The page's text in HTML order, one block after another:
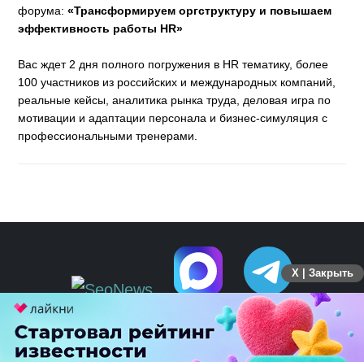
форума:«Трансформируем оргструктуру и повышаем
эффективность работы HR»
Вас ждет 2 дня полного погружения в HR тематику, более
100 участников из российских и международных компаний,
реальные кейсы, аналитика рынка труда, деловая игра по
мотивации и адаптации персонала и бизнес-симуляция с
профессиональными тренерами.
X | Закрыть
ПЕРЕЙТИ НА ПОЛНУЮ ВЕРСИЮ
© SEOnews.ru Все права защищены. 2026